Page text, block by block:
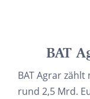
BAT
BAT Agrar
rund 2,5 Mrd.